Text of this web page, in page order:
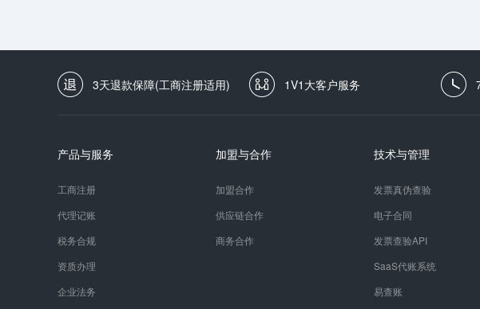
3天退款保障(工商注册适用) 1V1大客户服务
产品与服务
工商注册
代理记账
税务合规
资质办理
企业法务
加盟与合作
加盟合作
供应链合作
商务合作
技术与管理
发票真伪查验
电子合同
发票查验API
SaaS代账系统
易查账